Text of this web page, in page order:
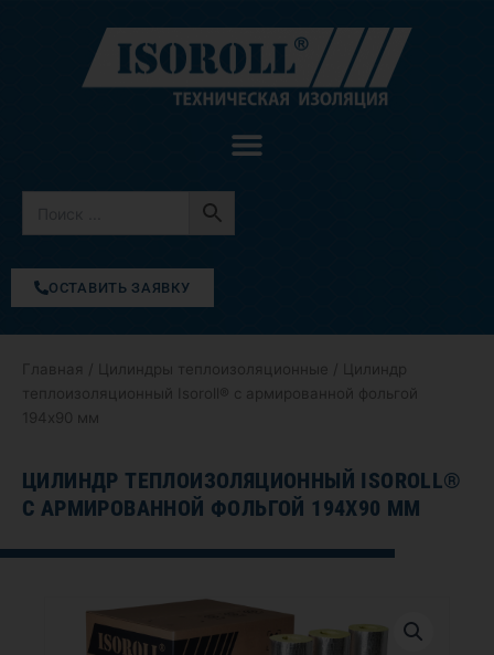
содержимому
ОСТАВИТЬ ЗАЯВКУ
Главная Цилиндры теплоизоляционные / Цилиндр
теплоизоляционный Isoroll® с армированной фольгой
194х90 мм
ЦИЛИНДР ТЕПЛОИЗОЛЯЦИОННЫЙ ISOROLL®
С АРМИРОВАННОЙ ФОЛЬГОЙ 194Х90 ММ